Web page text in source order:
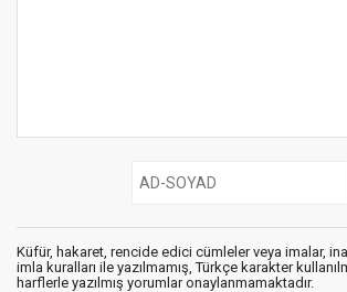
Küfür, hakaret, rencide edici cümleler veya imalar,
imla kuralları ile yazılmamış, Türkçe karakter
harflerle yazılmış yorumlar onaylanmamaktadır.